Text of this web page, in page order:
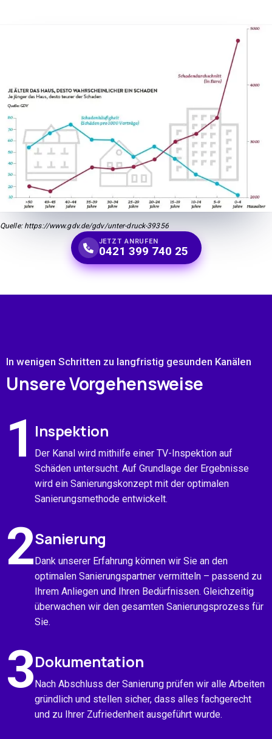
Quelle: https://www.gdv.de/gdv/unter-druck-39356
JETZT ANRUFEN
0421 399 740 25
In wenigen Schritten zu langfristig gesunden Kanälen
Unsere Vorgehensweise
1 Inspektion
Der Kanal wird mithilfe einer TV-Inspektion auf
Schäden untersucht. Auf Grundlage der Ergebnisse
wird ein Sanierungskonzept mit der optimalen
Sanierungsmethode entwickelt.
2Sanierung
Dank unserer Erfahrung können wir Sie an den
optimalen Sanierungspartner vermitteln – passend zu
Ihrem Anliegen und Ihren Bedürfnissen. Gleichzeitig
überwachen wir den gesamten Sanierungsprozess für
Sie.
3Dokumentation
Nach Abschluss der Sanierung prüfen wir alle Arbeiten
gründlich und stellen sicher, dass alles fachgerecht
und zu Ihrer Zufriedenheit ausgeführt wurde.